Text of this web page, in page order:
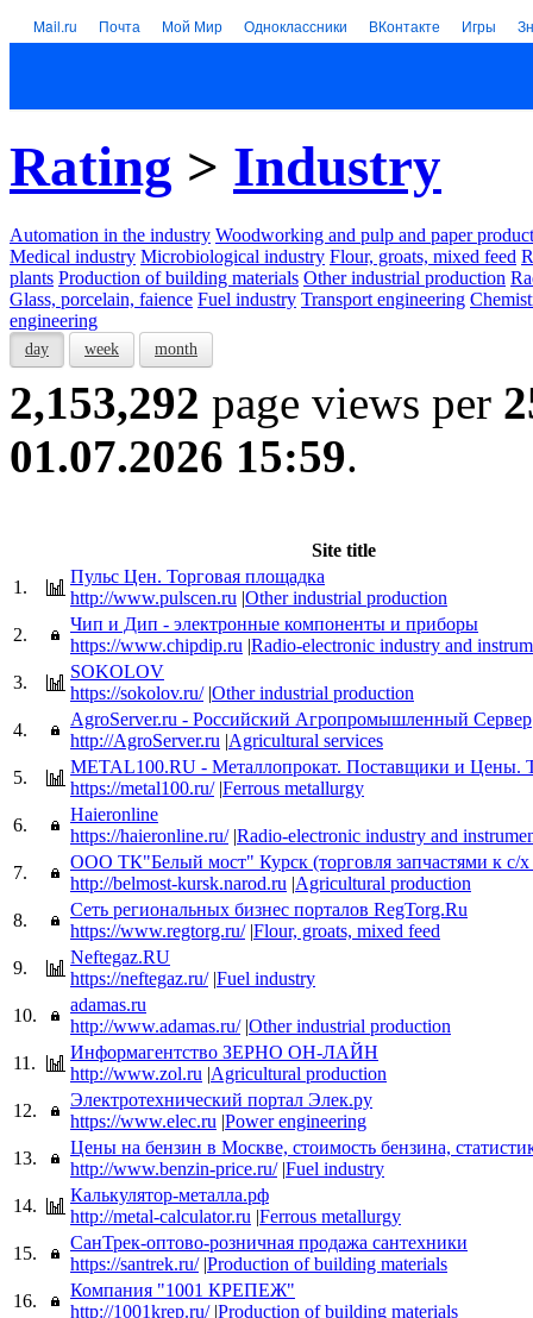
Mail.ru Почта Мой Мир Одноклассники ВКонтакте Игры
Rating > Industry
Automation in the industry Woodworking and pulp and paper
Medical industry Microbiological industry Flour, groats, mixed feed
plants Production of building materials Other industrial production
Glass, porcelain, faience Fuel industry Transport engineering
engineering
day week month
2,153,292 page views per
01.07.2026 15:59.
Site title
1.
Пульс Цен. Торговая площадка
http://www.pulscen.ru |Other industrial production
2.
Чип и Дип - электронные компоненты и приборы
https://www.chipdip.ru |Radio-electronic industry and
3.
SOKOLOV
https://sokolov.ru/ |Other industrial production
4.
AgroServer.ru - Российский Агропромышленный Сервер
http://AgroServer.ru |Agricultural services
5.
METAL100.RU - Металлопрокат. Поставщики и Цены.
https://metal100.ru/ |Ferrous metallurgy
6.
Haieronline
https://haieronline.ru/ |Radio-electronic industry and
7.
ООО ТК"Белый мост" Курск (торговля запчастями к с/х
http://belmost-kursk.narod.ru |Agricultural production
8.
Сеть региональных бизнес порталов RegTorg.Ru
https://www.regtorg.ru/ |Flour, groats, mixed feed
9.
Neftegaz.RU
https://neftegaz.ru/ |Fuel industry
10.
adamas.ru
http://www.adamas.ru/ |Other industrial production
11.
Информагентство ЗЕРНО ОН-ЛАЙН
http://www.zol.ru |Agricultural production
12.
Электротехнический портал Элек.ру
https://www.elec.ru |Power engineering
13.
Цены на бензин в Москве, стоимость бензина,
http://www.benzin-price.ru/ |Fuel industry
14.
Калькулятор-металла.рф
http://metal-calculator.ru |Ferrous metallurgy
15.
СанТрек-оптово-розничная продажа сантехники
https://santrek.ru/ |Production of building materials
16.
Компания "1001 КРЕПЕЖ"
http://1001krep.ru/ |Production of building materials